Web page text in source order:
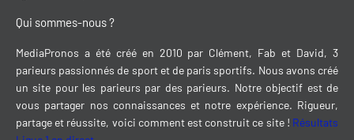
Qui sommes-nous ?
MediaPronos a été créé en 2010 par Clément, Fab et David, 3
parieurs passionnés de sport et de paris sportifs. Nous avons créé
un site pour les parieurs par des parieurs. Notre objectif est de
vous partager nos connaissances et notre expérience. Rigueur,
partage et réussite, voici comment est construit ce site ! Résultats